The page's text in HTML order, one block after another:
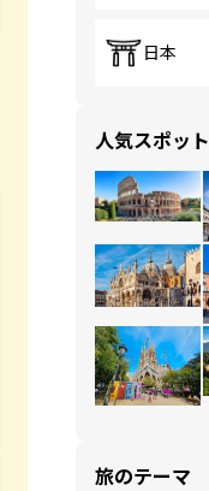
日本
人気スポット
旅のテーマ